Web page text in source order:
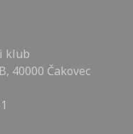
klub
40000 Čakovec